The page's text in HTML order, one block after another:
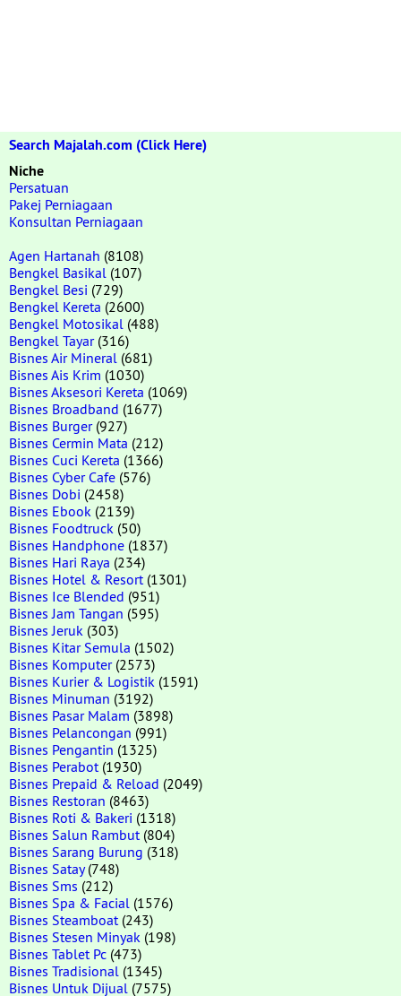
Search Majalah.com (Click Here)
Niche
Persatuan
Pakej Perniagaan
Konsultan Perniagaan
Agen Hartanah (8108)
Bengkel Basikal (107)
Bengkel Besi (729)
Bengkel Kereta (2600)
Bengkel Motosikal (488)
Bengkel Tayar(316)
Bisnes Air Mineral (681)
Bisnes Ais Krim (1030)
Bisnes Aksesori Kereta (1069)
Bisnes Broadband (1677)
Bisnes Burger(927)
Bisnes Cermin Mata (212)
Bisnes Cuci Kereta (1366)
Bisnes Cyber Cafe (576)
Bisnes Dobi (2458)
Bisnes Ebook (2139)
Bisnes Foodtruck (50)
Bisnes Handphone (1837)
Bisnes Hari Raya (234)
Bisnes Hotel & Resort (1301)
Bisnes Ice Blended (951)
Bisnes Jam Tangan (595)
Bisnes Jeruk (303)
Bisnes Kitar Semula (1502)
Bisnes Komputer(2573)
Bisnes Kurier & Logistik (1591)
Bisnes Minuman (3192)
Bisnes Pasar Malam (3898)
Bisnes Pelancongan (991)
Bisnes Pengantin (1325)
Bisnes Perabot (1930)
Bisnes Prepaid & Reload (2049)
Bisnes Restoran (8463)
Bisnes Roti & Bakeri (1318)
Bisnes Salun Rambut (804)
Bisnes Sarang Burung (318)
Bisnes Satay(748)
Bisnes Sms (212)
Bisnes Spa & Facial (1576)
Bisnes Steamboat (243)
Bisnes Stesen Minyak (198)
Bisnes Tablet Pc (473)
Bisnes Tradisional (1345)
Bisnes Untuk Dijual (7575)